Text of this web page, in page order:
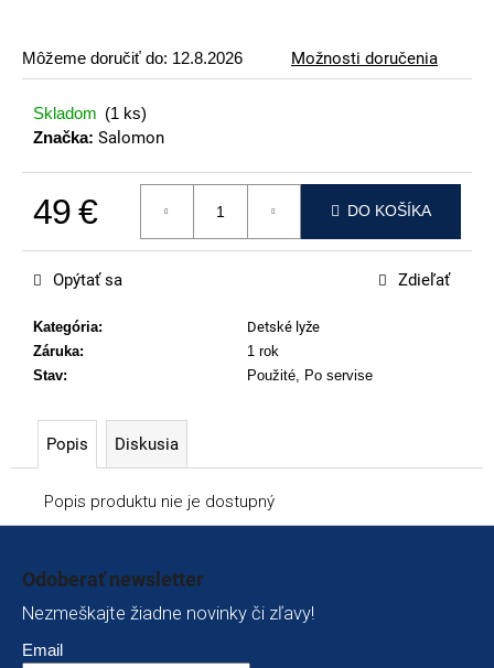
Môžeme doručiť do: 12.8.2026 Možnosti doručenia
Skladom (1 ks)
Značka: Salomon
49 €
Jednotková cena:
DO KOŠÍKA
Kategória:
Detské lyže
Záruka:
1 rok
Stav: Použité, Po servise
Opýtať sa Zdieľať
Popis Diskusia
Popis produktu nie je dostupný
o
r
ú
č
e
VOLKL
RTM
Odoberať newsletter
Nezmeškajte žiadne novinky či zľavy!
Email